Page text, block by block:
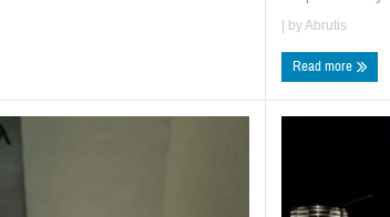
| byAbrutis
Read more